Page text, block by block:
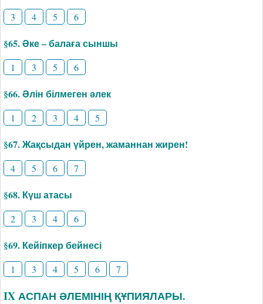
3 4 5 6
§65. Әке – балаға сыншы
1 3 5 6
§66. Әлін білмеген әлек
1 2 3 4 5
§67. Жақсыдан үйрен, жаманнан жирен!
4 5 6 7
§68. Күш атасы
2 3 4 6
§69. Кейіпкер бейнесі
1 3 4 5 6 7
IX АСПАН ӘЛЕМІНІҢ ҚҰПИЯЛАРЫ.